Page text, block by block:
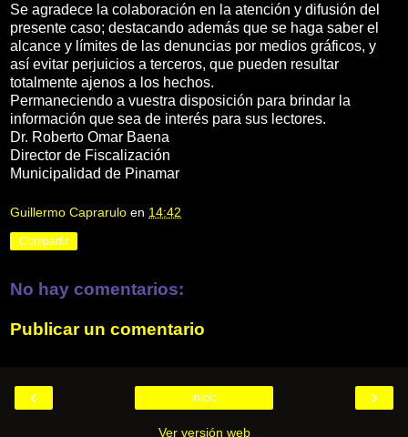
Se agradece la colaboración en la atención y difusión del
presente caso; destacando además que se haga saber el
alcance y límites de las denuncias por medios gráficos, y
así evitar perjuicios a terceros, que pueden resultar
totalmente ajenos a los hechos.
Permaneciendo a vuestra disposición para brindar la
información que sea de interés para sus lectores.
Dr. Roberto Omar Baena
Director de Fiscalización
Municipalidad de Pinamar
Guillermo Caprarulo en 14:42
Compartir
No hay comentarios:
Publicar un comentario
‹ ›
Inicio
Ver versión web